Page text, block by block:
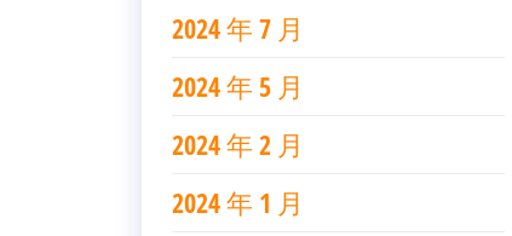
2024 年 7 月
2024 年 5 月
2024 年 2 月
2024 年 1 月